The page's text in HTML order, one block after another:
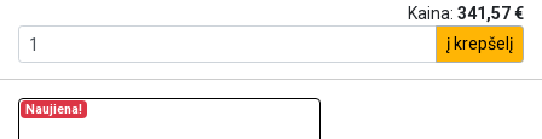
Kaina: 341,57 €
į krepšelį
Naujiena!